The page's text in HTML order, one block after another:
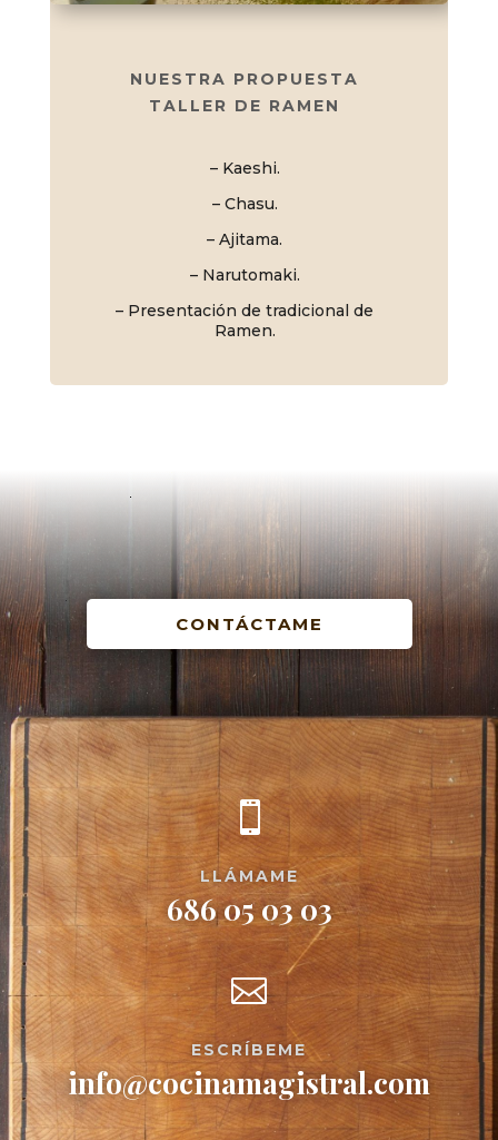
NUESTRA PROPUESTA
TALLER DE RAMEN
– Kaeshi.
– Chasu.
– Ajitama.
– Narutomaki.
– Presentación de tradicional de
Ramen.
CONTÁCTAME

LLÁMAME
686 05 03 03

ESCRÍBEME
info@cocinamagistral.com